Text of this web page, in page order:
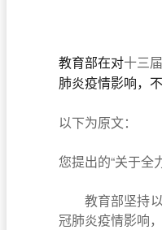
教育部在对十三
肺炎疫情影响，
以下为原文：
您提出的“关于全
教育部坚持以“
冠肺炎疫情影响